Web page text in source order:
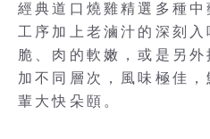
經典道口燒雞精選多種
工序加上老滷汁的深刻
脆、肉的軟嫩，或是另
加不同層次，風味極佳
輩大快朵頤。